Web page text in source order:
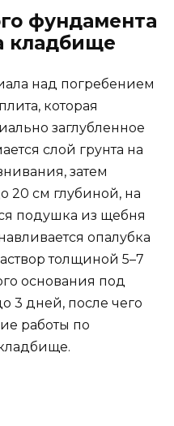
фундамента
кладбище
над погребением
которая
заглубленное
слой грунта на
затем
20 см глубиной, на
подушка из щебня
опалубка
толщиной 5–7
основания под
3 дней, после чего
работы по